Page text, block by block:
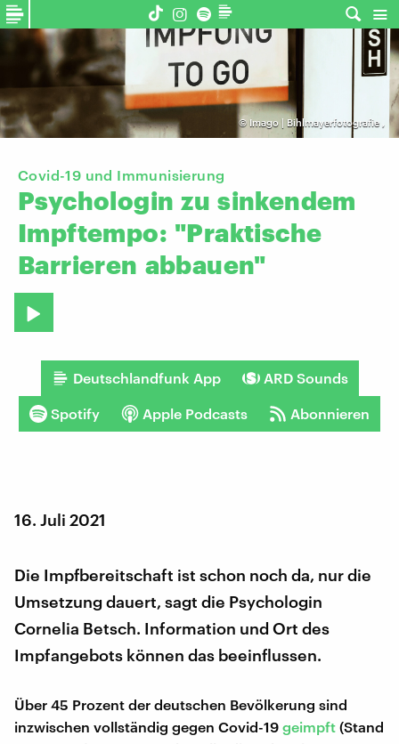
© Imago | Bihlmayerfotografie,
Covid-19 und Immunisierung
Psychologin zu sinkendem
Impftempo: "Praktische
Barrieren abbauen"
Deutschlandfunk App ARD Sounds
Spotify Apple Podcasts Abonnieren
16. Juli 2021
Die Impfbereitschaft ist schon noch da, nur die
Umsetzung dauert, sagt die Psychologin
Cornelia Betsch. Information und Ort des
Impfangebots können das beeinflussen.
Über 45 Prozent der deutschen Bevölkerung sind
inzwischen vollständig gegen Covid-19 geimpft (Stand